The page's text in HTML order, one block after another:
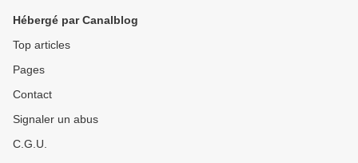
Hébergé par Canalblog
Top articles
Pages
Contact
Signaler un abus
C.G.U.